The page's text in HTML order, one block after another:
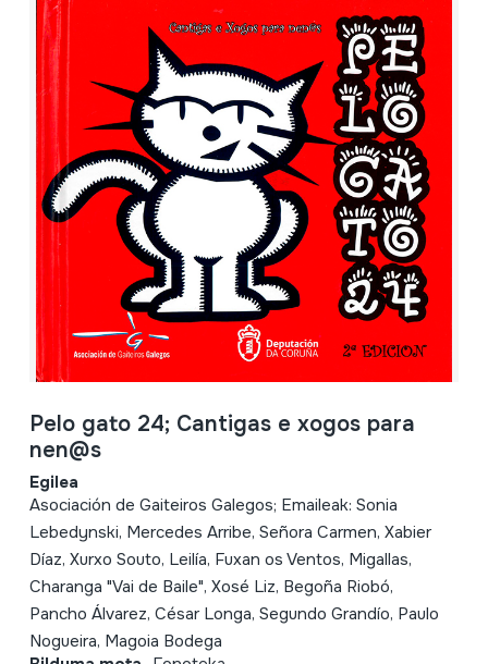
Pelo gato 24; Cantigas e xogos para
nen@s
Egilea
Asociación de Gaiteiros Galegos; Emaileak: Sonia
Lebedynski, Mercedes Arribe, Señora Carmen, Xabier
Díaz, Xurxo Souto, Leilía, Fuxan os Ventos, Migallas,
Charanga "Vai de Baile", Xosé Liz, Begoña Riobó,
Pancho Álvarez, César Longa, Segundo Grandío, Paulo
Nogueira, Magoia Bodega